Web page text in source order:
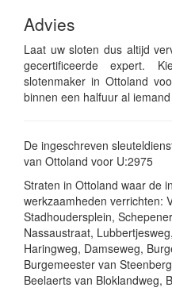
Advies
Laat uw sloten dus altijd
gecertificeerde expert.
slotenmaker in Ottoland
binnen een halfuur al
De ingeschreven
van Ottoland voor U:2975
Straten in Ottoland waar de
werkzaamheden verrichten:
Stadhoudersplein,
Nassaustraat,
Haringweg, Damseweg,
Burgemeester van
Beelaerts van Bloklandweg,